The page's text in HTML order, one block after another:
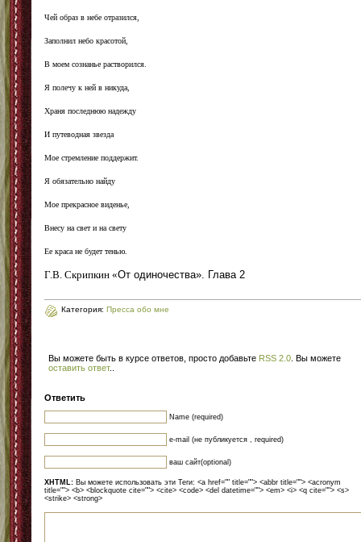
Чей образ в небе отразился,
Заполнил небо красотой,
В моем сознанье растворился.
Я полечу к ней в никуда,
Храня последнюю надежду
И путеводная звезда
Мое стремление поддержит.
Я обязательно найду
Мое прекрасное виденье,
Внесу на свет и на свету
Ее краса не будет тенью.
Г.В. Скрипкин «От одиночества». Глава 2
Категория: Пресса обо мне
Вы можете быть в курсе ответов, просто добавьте RSS 2.0 . Вы можете
оставить ответ.
Ответить
Name (required)
e-mail (не публикуется , required)
ваш сайт(optional)
XHTML: Вы можете использовать эти Теги: <a href="" title=""> <abbr title=""> <acronym
title=""> <b> <blockquote cite=""> <cite> <code> <del datetime=""> <em> <i> <q cite=""> <s>
<strike> <strong>